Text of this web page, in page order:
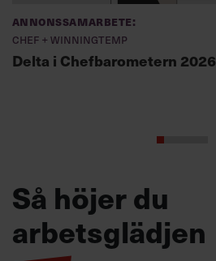
Annonssamarbete:
Chef + Winningtemp
Delta i Chefbarometern 2026
Så höjer du
arbetsglädjen